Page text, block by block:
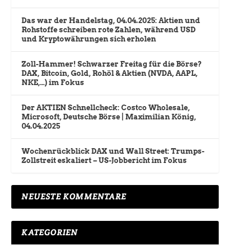
Das war der Handelstag, 04.04.2025: Aktien und
Rohstoffe schreiben rote Zahlen, während USD
und Kryptowährungen sich erholen
Zoll-Hammer! Schwarzer Freitag für die Börse?
DAX, Bitcoin, Gold, Rohöl & Aktien (NVDA, AAPL,
NKE,…) im Fokus
Der AKTIEN Schnellcheck: Costco Wholesale,
Microsoft, Deutsche Börse | Maximilian König,
04.04.2025
Wochenrückblick DAX und Wall Street: Trumps-
Zollstreit eskaliert – US-Jobbericht im Fokus
NEUESTE KOMMENTARE
KATEGORIEN